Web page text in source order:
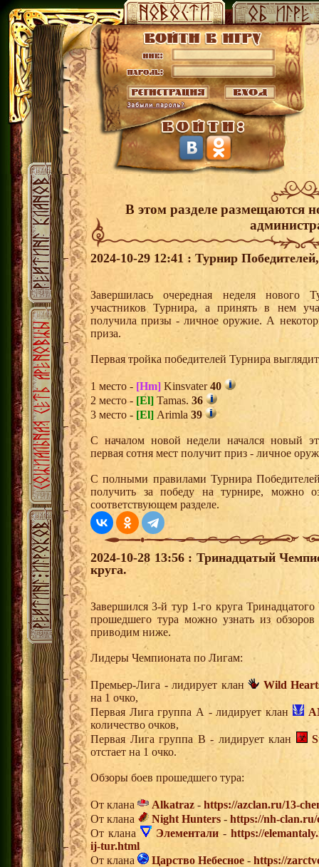
В этом разделе размещаются
2024-10-29 12:41 : Турнир
Завершилась очередная неделя нового
участников Турнира, а принять в нем
получила призы - личное оружие. А
приза.
Первая тройка победителей Турнира
1 место - [Hm] Kinsvater40
2 место - [El] Tamas. 36
3 место - [El] Arimla 39
С началом новой недели начался новый
первая сотня мест получит приз - личное
С полными правилами Турнира
получить за победу на турнире, можно
соответствующем разделе.
2024-10-28 13:56 : Тринадцатый
круга.
Завершился 3-й тур 1-го круга
прошедшего тура можно узнать из
приводим ниже.
Лидеры Чемпионата по Лигам:
Премьер-Лига - лидирует клан
Wild
на 1 очко,
Первая Лига группа А - лидирует клан
количество очков,
Первая Лига группа В - лидирует клан
отстает на 1 очко.
Обзоры боев прошедшего тура:
От клана Alkatraz - https://azclan.ru/13-
От клана
Night Hunters - https://nh-
От клана
Элементали- https://
ij-tur.html
От клана
Царство Небесное - https://